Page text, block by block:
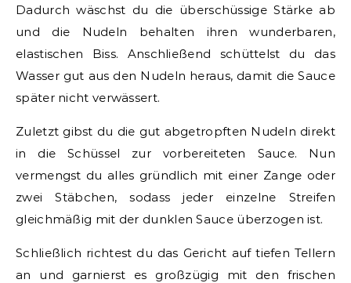
Dadurch wäschst du die überschüssige Stärke ab
und die Nudeln behalten ihren wunderbaren,
elastischen Biss. Anschließend schüttelst du das
Wasser gut aus den Nudeln heraus, damit die Sauce
später nicht verwässert.
Zuletzt gibst du die gut abgetropften Nudeln direkt
in die Schüssel zur vorbereiteten Sauce. Nun
vermengst du alles gründlich mit einer Zange oder
zwei Stäbchen, sodass jeder einzelne Streifen
gleichmäßig mit der dunklen Sauce überzogen ist.
Schließlich richtest du das Gericht auf tiefen Tellern
an und garnierst es großzügig mit den frischen